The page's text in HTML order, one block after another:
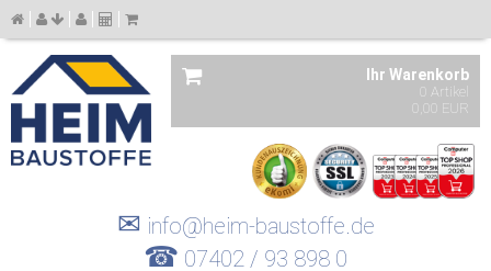
Ihr Warenkorb
0 Artikel
0,00 EUR
✉ info@heim-baustoffe.de
☎ 07402 / 93 898 0